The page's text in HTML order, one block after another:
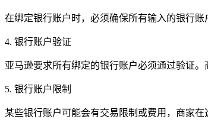
在绑定银行账户时，必须确保所有输入的银行
4. 银行账户验证
亚马逊要求所有绑定的银行账户必须通过验证
5. 银行账户限制
某些银行账户可能会有交易限制或费用，商家